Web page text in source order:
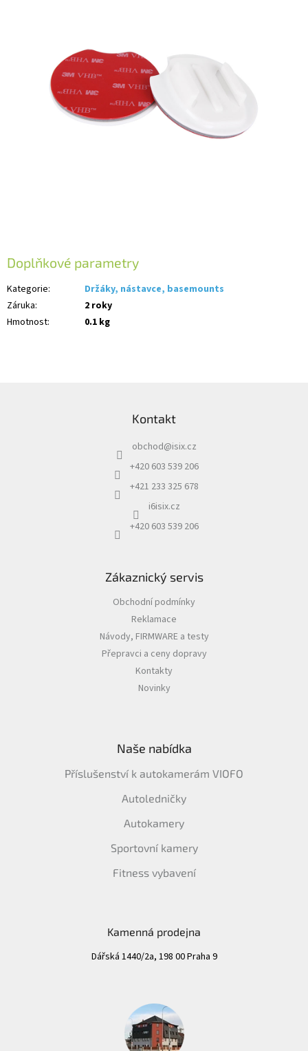
Doplňkové parametry
Kategorie:
Držáky, nástavce, basemounts
Záruka:
2 roky
Hmotnost: 0.1 kg
Kontakt
obchod@isix.cz
+420 603 539 206
+421 233 325 678
i6isix.cz
+420 603 539 206
Zákaznický servis
Obchodní podmínky
Reklamace
Návody, FIRMWARE a testy
Přepravci a ceny dopravy
Kontakty
Novinky
Naše nabídka
Příslušenství k autokamerám VIOFO
Autoledničky
Autokamery
Sportovní kamery
Fitness vybavení
Kamenná prodejna
Dářská 1440/2a, 198 00 Praha 9